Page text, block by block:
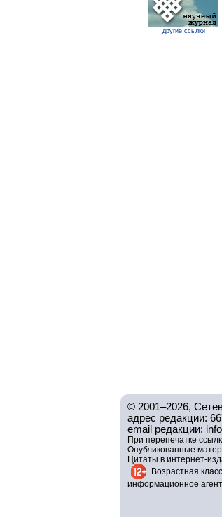
другие ссылки
© 2001–2026,
адрес редакции:
email редакции:
При перепечатке
Опубликованные
Цитаты в интернет-
Возрастная
информационное